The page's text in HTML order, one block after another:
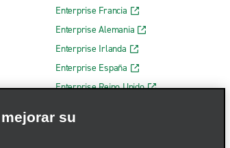
Enterprise Francia
Enterprise Alemania
Enterprise Irlanda
Enterprise España
Enterprise Reino Unido
su